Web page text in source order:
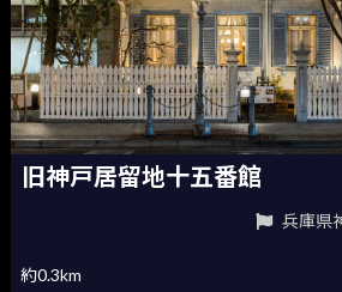
旧神戸居留地十五番館
兵庫県
約0.3km